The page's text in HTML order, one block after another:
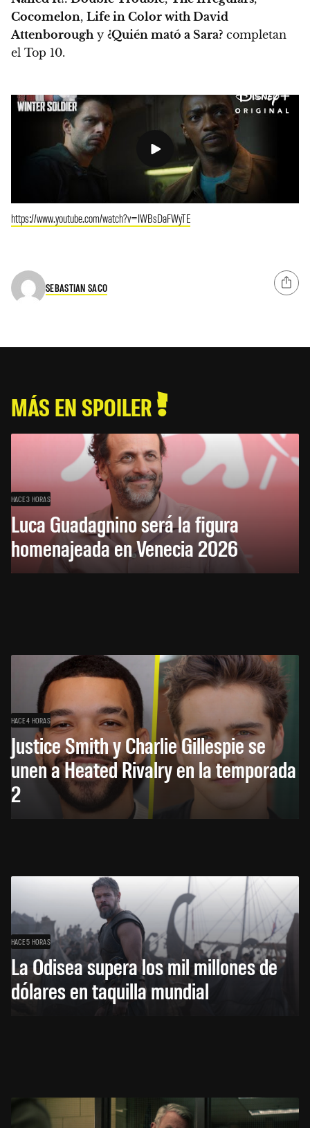
Cocomelon, Life in Color with David
Attenborough y ¿Quién mató a Sara? completan
el Top 10.
https://www.youtube.com/watch?v=IWBsDaFWyTE
SEBASTIAN SACO
MÁS EN SPOILER
HACE 3 HORAS
Luca Guadagnino será la figura
homenajeada en Venecia 2026
HACE 4 HORAS
Justice Smith y Charlie Gillespie se
unen a Heated Rivalry en la temporada
2
HACE 5 HORAS
La Odisea supera los mil millones de
dólares en taquilla mundial